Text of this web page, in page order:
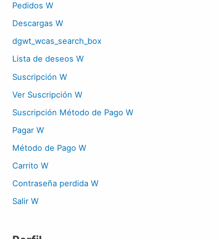
Pedidos W
Descargas W
dgwt_wcas_search_box
Lista de deseos W
Suscripción W
Ver Suscripción W
Suscripción Método de Pago W
Pagar W
Método de Pago W
Carrito W
Contraseña perdida W
Salir W